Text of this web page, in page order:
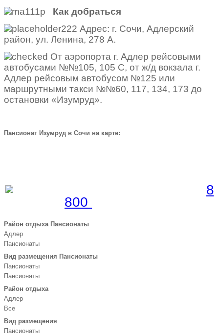
Как добраться
Адрес: г. Сочи, Адлерский
район, ул. Ленина, 278 А.
От аэропорта г. Адлер рейсовыми
автобусами №№105, 105 С, от ж/д вокзала г.
Адлер рейсовым автобусом №125 или
маршрутными такси №№60, 117, 134, 173 до
остановки «Изумруд».
Пансионат Изумруд в Сочи на карте:
8
800
Район отдыха Пансионаты
Адлер
Пансионаты
Вид размещения Пансионаты
Пансионаты
Пансионаты
Район отдыха
Адлер
Все
Вид размещения
Пансионаты